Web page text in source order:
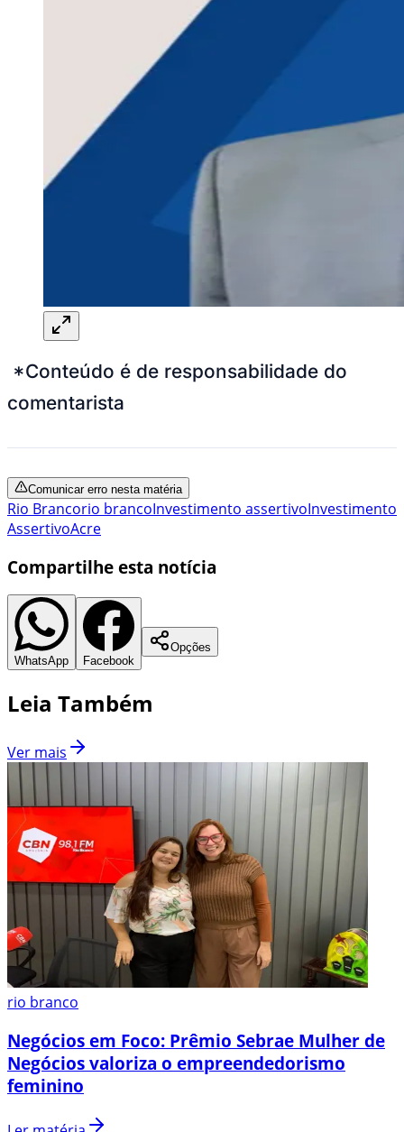
*Conteúdo é de responsabilidade do
comentarista
Comunicar erro nesta matéria
Rio Brancorio brancoInvestimento assertivoInvestimento
AssertivoAcre
Compartilhe esta notícia
WhatsApp Facebook
Opções
Leia Também
Ver mais
rio branco
Negócios em Foco: Prêmio Sebrae Mulher de
Negócios valoriza o empreendedorismo
feminino